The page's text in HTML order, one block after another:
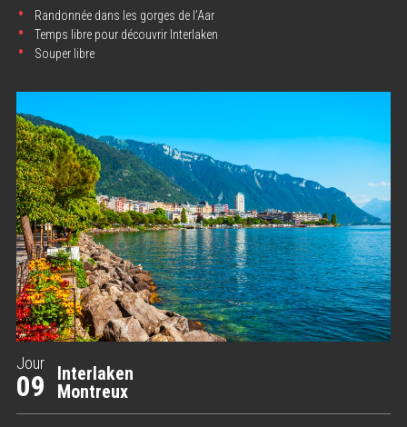
Randonnée dans les gorges de l’Aar
Temps libre pour découvrir Interlaken
Souper libre
Jour
09
Interlaken
Montreux